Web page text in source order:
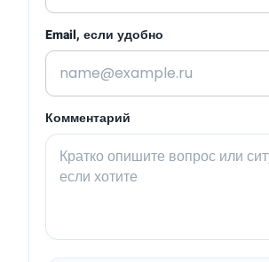
Email, если удобно
Комментарий